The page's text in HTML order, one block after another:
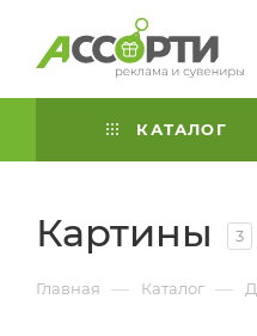
КАТАЛОГ
Картины 3
Главная — Каталог —